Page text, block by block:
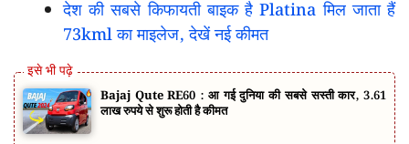
देश की सबसे किफायती बाइक है Platina मिल जाता हैं
73kml का माइलेज, देखें नई कीमत
Bajaj Qute RE60 : आ गई दुनिया की सबसे सस्ती कार, 3.61
लाख रुपये से शुरू होती है कीमत